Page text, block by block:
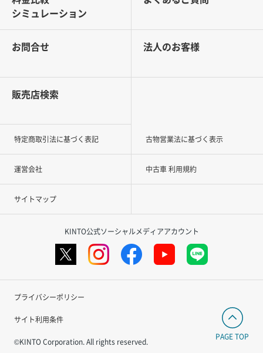
シミュレーション
お問合せ 法人のお客様
販売店検索
特定商取引法に基づく表記 古物営業法に基づく表示
運営会社 中古車 利用規約
サイトマップ
KINTO公式ソーシャルメディアアカウント
プライバシーポリシー
サイト利用条件
©KINTO Corporation. All rights reserved.
PAGE TOP